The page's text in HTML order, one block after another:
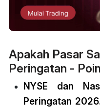
Apakah Pasar
Peringatan -
NYSE dan
Peringatan 2026